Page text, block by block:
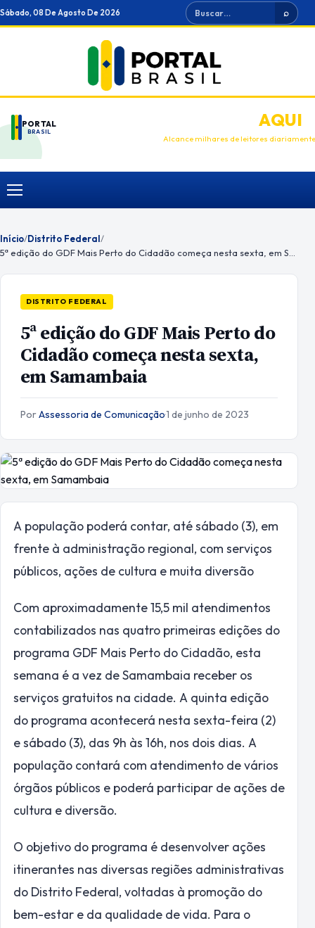
Ir
para
Sábado, 08 De Agosto De 2026 Buscar ⌕
PORTAL
BRASIL
ANUNCIEAQUI
Alcance milhares de leitores diariamente
Menu
Início/Distrito Federal/
DISTRITO FEDERAL
5ª edição do GDF Mais Perto do
Cidadão começa nesta sexta,
em Samambaia
PorAssessoria de Comunicação·1 de junho de 2023
A população poderá contar, até sábado (3), em
frente à administração regional, com serviços
públicos, ações de cultura e muita diversão
Com aproximadamente 15,5 mil atendimentos
contabilizados nas quatro primeiras edições do
programa GDF Mais Perto do Cidadão, esta
semana é a vez de Samambaia receber os
serviços gratuitos na cidade. A quinta edição
do programa acontecerá nesta sexta-feira (2)
e sábado (3), das 9h às 16h, nos dois dias. A
população contará com atendimento de vários
órgãos públicos e poderá participar de ações de
cultura e diversão.
O objetivo do programa é desenvolver ações
itinerantes nas diversas regiões administrativas
do Distrito Federal, voltadas à promoção do
bem-estar e da qualidade de vida. Para o